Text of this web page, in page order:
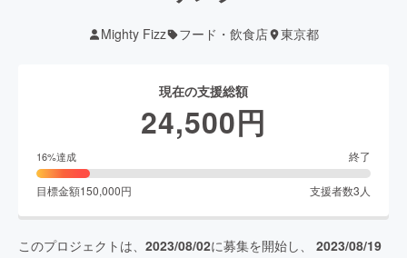
Mighty Fizz フード・飲食店 東京都
現在の支援総額
24,500円
16%達成 終了
目標金額150,000円 支援者数3 人
このプロジェクトは、 2023/08/02に募集を開始し、 2023/08/19